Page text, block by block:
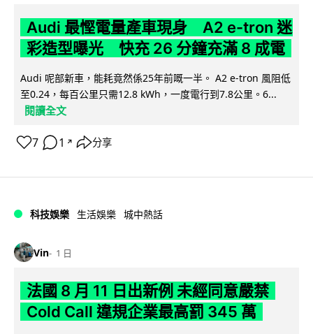
Audi 最慳電量產車現身 A2 e-tron 迷
彩造型曝光 快充 26 分鐘充滿 8 成電
Audi 呢部新車，能耗竟然係25年前嘅一半。 A2 e-tron 風阻低
至0.24，每百公里只需12.8 kWh，一度電行到7.8公里。6...
閱讀全文
7 1 ↗ 分享
科技娛樂 生活娛樂 城中熱話
Vin 1 日
法國 8 月 11 日出新例 未經同意嚴禁
Cold Call 違規企業最高罰 345 萬